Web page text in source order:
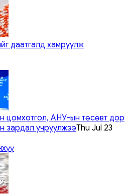
даатгалд хамруулж
цомхотгол, АНУ-ын төсөвт дор
зардал учруулжээThu Jul 23